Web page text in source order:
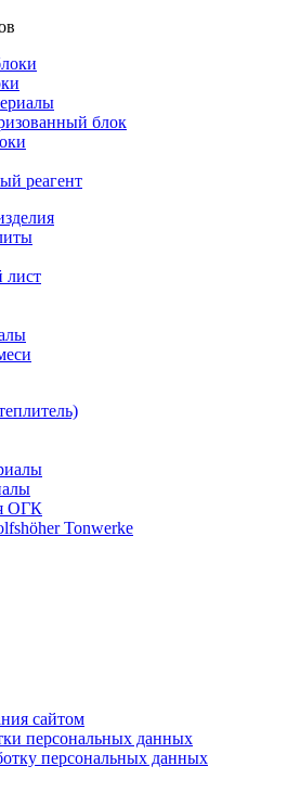
блок
реагент
лист
ОГК
Tonwerke
сайтом
персональных данных
персональных данных